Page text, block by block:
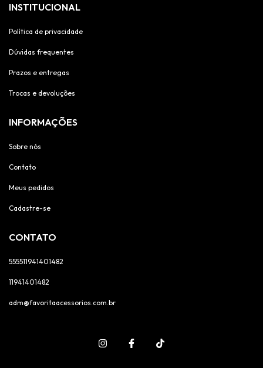
INSTITUCIONAL
Política de privacidade
Dúvidas frequentes
Prazos e entregas
Trocas e devoluções
INFORMAÇÕES
Sobre nós
Contato
Meus pedidos
Cadastre-se
CONTATO
555511941401482
11941401482
adm@favoritaacessorios.com.br